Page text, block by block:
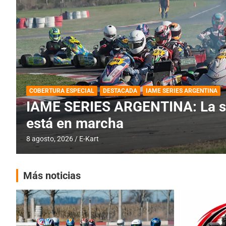
BREVES DESTACADA IAME SERIES ARGENTINA PRÓXIMA
IAME SERIES ARGENTINA:
fecha especial con Invitados
6 agosto, 2026 E-Kart
Más noticias